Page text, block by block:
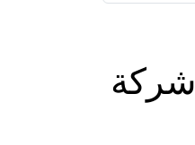
“القابضة” (ADQ) تعلن عن إطلاق كرنفالها السنوي بمشاركة 18 شركة